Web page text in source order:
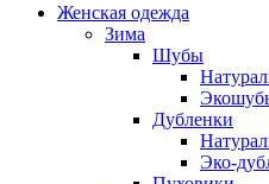
Женская одежда
Зима
Шубы
Дубленки
Эко-